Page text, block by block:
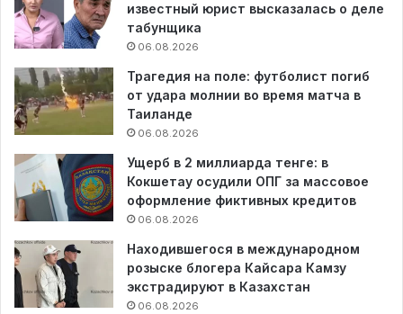
известный юрист высказалась о деле
табунщика
06.08.2026
Трагедия на поле: футболист погиб
от удара молнии во время матча в
Таиланде
06.08.2026
Ущерб в 2 миллиарда тенге: в
Кокшетау осудили ОПГ за массовое
оформление фиктивных кредитов
06.08.2026
Находившегося в международном
розыске блогера Кайсара Камзу
экстрадируют в Казахстан
06.08.2026